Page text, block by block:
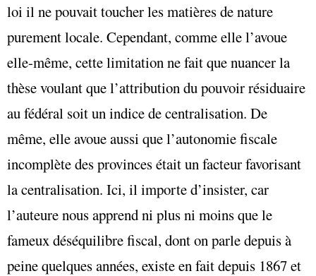
loi il ne pouvait toucher les matières de nature
purement locale. Cependant, comme elle l’avoue
elle-même, cette limitation ne fait que nuancer la
thèse voulant que l’attribution du pouvoir résiduaire
au fédéral soit un indice de centralisation. De
même, elle avoue aussi que l’autonomie fiscale
incomplète des provinces était un facteur favorisant
la centralisation. Ici, il importe d’insister, car
l’auteure nous apprend ni plus ni moins que le
fameux déséquilibre fiscal, dont on parle depuis à
peine quelques années, existe en fait depuis 1867 et